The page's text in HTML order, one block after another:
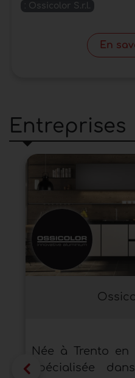
: Ossicolor S.r.l.
En
Entreprises
Née à Trento en
spécialisée